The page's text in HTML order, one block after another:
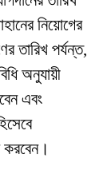
নিয়োগের
তারিখ পর্যন্ত,
অনুযায়ী
এবং
করবেন।